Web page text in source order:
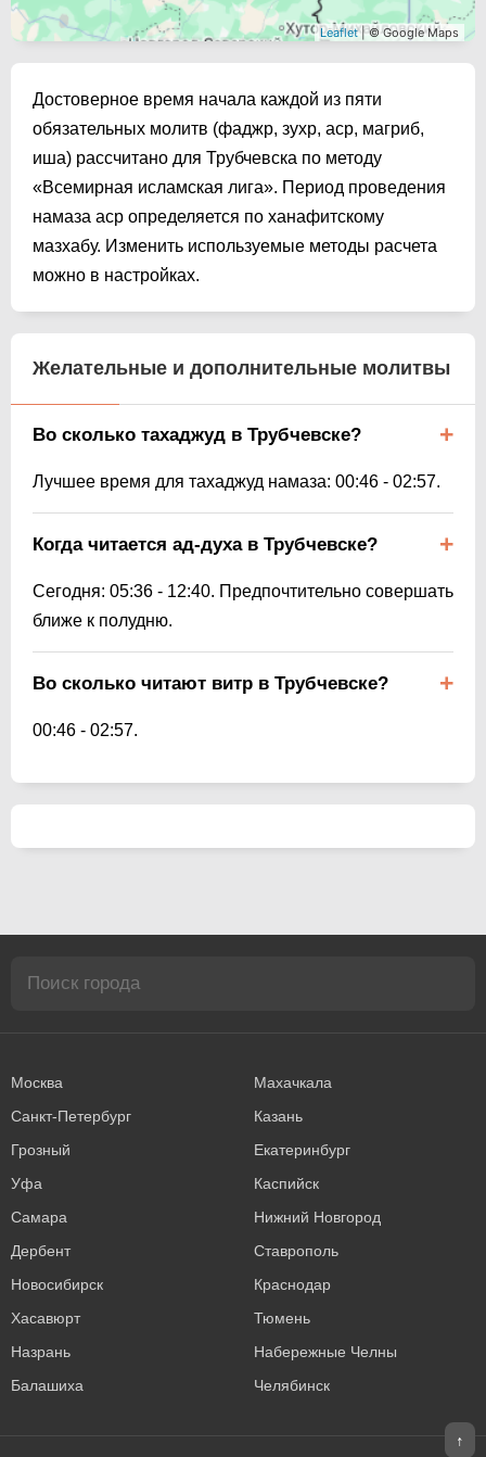
Leaflet| © Google Maps
Достоверное время начала каждой из пяти
обязательных молитв (фаджр, зухр, аср, магриб,
иша) рассчитано для Трубчевска по методу
«Всемирная исламская лига». Период проведения
намаза аср определяется по ханафитскому
мазхабу. Изменить используемые методы расчета
можно в настройках.
Желательные и дополнительные молитвы
Во сколько тахаджуд в Трубчевске?
Лучшее время для тахаджуд намаза: 00:46 - 02:57.
Когда читается ад-духа в Трубчевске?
Сегодня: 05:36 - 12:40. Предпочтительно совершать
ближе к полудню.
Во сколько читают витр в Трубчевске?
00:46 - 02:57.
Москва
Махачкала
Санкт-Петербург
Казань
Грозный
Екатеринбург
Уфа
Каспийск
Самара
Нижний Новгород
Дербент
Ставрополь
Новосибирск
Краснодар
Хасавюрт
Тюмень
Назрань
Набережные Челны
Балашиха
Челябинск
↑